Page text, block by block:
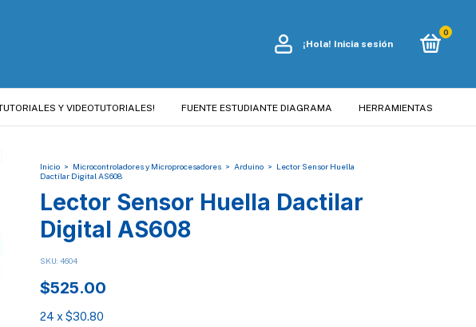
¡Hola! Inicia sesión
0
Y VIDEOTUTORIALES! FUENTE ESTUDIANTE DIAGRAMA HERRAMIENTAS
Inicio > Microcontroladores y Microprocesadores > Arduino > Lector Sensor Huella
Dactilar Digital AS608
Lector Sensor Huella Dactilar
Digital AS608
SKU: 4604
$525.00
24 x $30.80